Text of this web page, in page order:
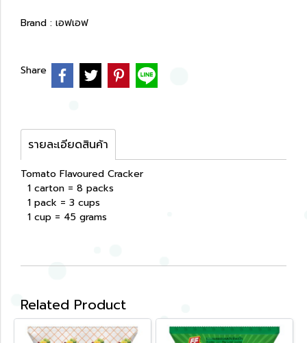
Brand : เอฟเอฟ
Share
รายละเอียดสินค้า
Tomato Flavoured Cracker
1 carton = 8 packs
1 pack = 3 cups
1 cup = 45 grams
Related Product